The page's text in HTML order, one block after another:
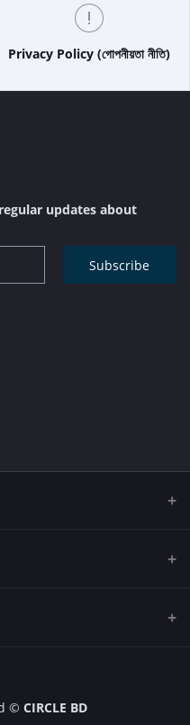
Privacy Policy (গোপনীয়তা নীতি)
updates about
Subscribe
© CIRCLE BD